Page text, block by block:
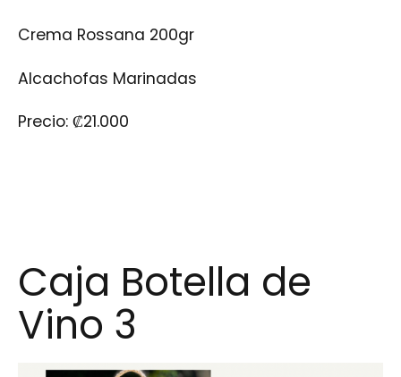
Crema Rossana 200gr
Alcachofas Marinadas
Precio: ₡21.000
Caja Botella de
Vino 3